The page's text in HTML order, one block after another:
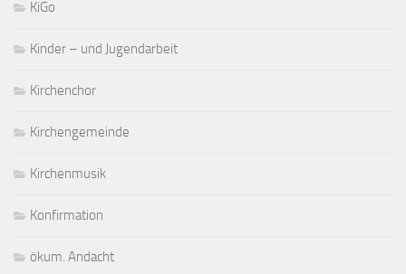
KiGo
Kinder – und Jugendarbeit
Kirchenchor
Kirchengemeinde
Kirchenmusik
Konfirmation
ökum. Andacht